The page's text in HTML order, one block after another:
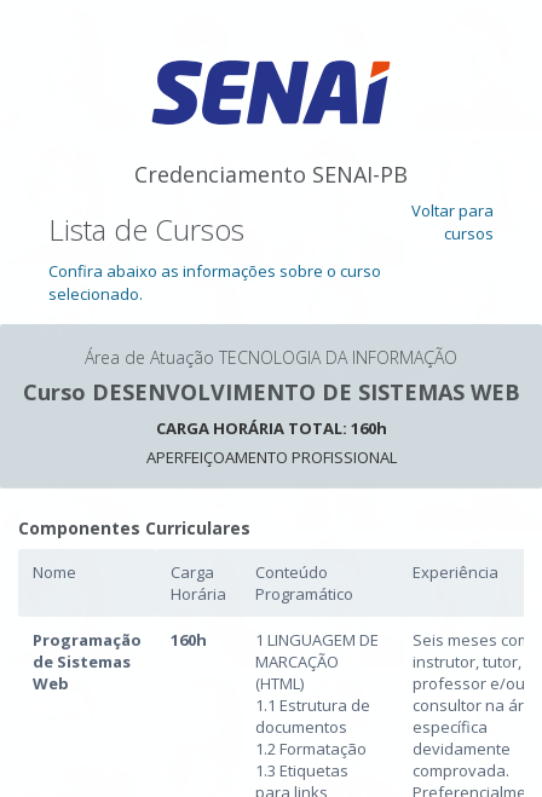
Credenciamento SENAI-PB
Lista de Cursos
Confira abaixo as informações sobre o curso
selecionado.
Voltar para
cursos
Área de Atuação TECNOLOGIA DA INFORMAÇÃO
Curso DESENVOLVIMENTO DE SISTEMAS WEB
CARGA HORÁRIA TOTAL: 160h
APERFEIÇOAMENTO PROFISSIONAL
Componentes Curriculares
Nome
Carga
Horária
Conteúdo
Programático
Experiência
Programação
de Sistemas
Web
160h
1 LINGUAGEM DE
MARCAÇÃO
(HTML)
1.1 Estrutura de
documentos
1.2 Formatação
1.3 Etiquetas
para links
Seis meses como
instrutor, tutor,
professor e/ou
consultor na área
específica
devidamente
comprovada.